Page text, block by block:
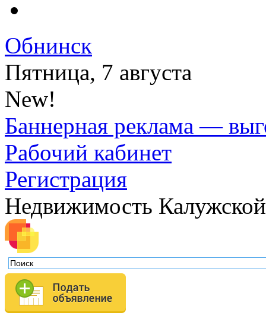
Обнинск
Пятница, 7 августа
New!
Баннерная реклама —
Рабочий кабинет
Регистрация
Недвижимость